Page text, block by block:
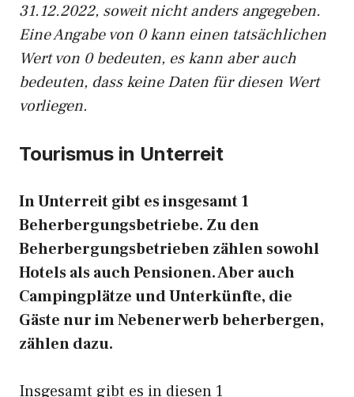
31.12.2022, soweit nicht anders angegeben.
Eine Angabe von 0 kann einen tatsächlichen
Wert von 0 bedeuten, es kann aber auch
bedeuten, dass keine Daten für diesen Wert
vorliegen.
Tourismus in Unterreit
In Unterreit gibt es insgesamt 1
Beherbergungsbetriebe. Zu den
Beherbergungsbetrieben zählen sowohl
Hotels als auch Pensionen. Aber auch
Campingplätze und Unterkünfte, die
Gäste nur im Nebenerwerb beherbergen,
zählen dazu.
Insgesamt gibt es in diesen 1